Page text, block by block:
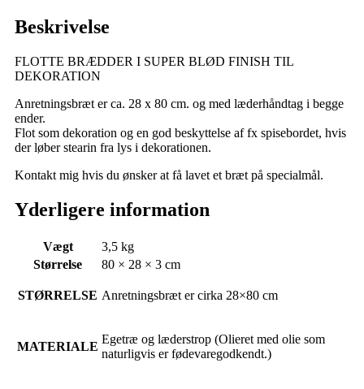
Beskrivelse
FLOTTE BRÆDDER I SUPER BLØD FINISH TIL
DEKORATION
Anretningsbræt er ca. 28 x 80 cm. og med læderhåndtag i begge
ender.
Flot som dekoration og en god beskyttelse af fx spisebordet, hvis
der løber stearin fra lys i dekorationen.
Kontakt mig hvis du ønsker at få lavet et bræt på specialmål.
Yderligere information
Vægt
3,5 kg
Størrelse
80 × 28 × 3 cm
STØRRELSE Anretningsbræt er cirka 28×80 cm
MATERIALE
Egetræ og læderstrop (Olieret med olie som
naturligvis er fødevaregodkendt.)